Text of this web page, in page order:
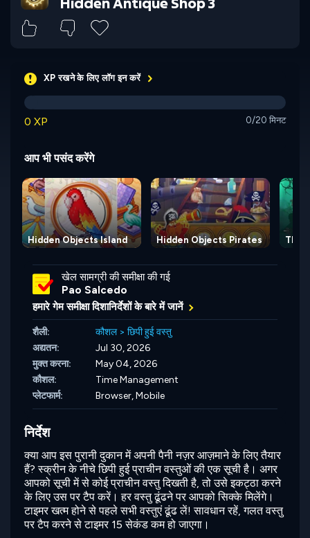
XP रखने के लिए लॉग इन करें
0 XP 0/20 मिनट
आप भी पसंद करेंगे
Hidden Objects Island Hidden Objects Pirates The
खेल सामग्री की समीक्षा की गई
Pao Salcedo
हमारे गेम समीक्षा दिशानिर्देशों के बारे में जानें
शैली: कौशल> छिपी हुई वस्तु
अद्यतन:
Jul 30, 2026
मुक्त करना:
May 04, 2026
कौशल:
Time Management
प्लेटफार्म:
Browser, Mobile
निर्देश
क्या आप इस पुरानी दुकान में अपनी पैनी नज़र आज़माने के लिए तैयार
हैं? स्क्रीन के नीचे छिपी हुई प्राचीन वस्तुओं की एक सूची है। अगर
आपको सूची में से कोई प्राचीन वस्तु दिखती है, तो उसे इकट्ठा करने
के लिए उस पर टैप करें। हर वस्तु ढूंढने पर आपको सिक्के मिलेंगे।
टाइमर खत्म होने से पहले सभी वस्तुएं ढूंढ लें! सावधान रहें, गलत वस्तु
पर टैप करने से टाइमर 15 सेकंड कम हो जाएगा।